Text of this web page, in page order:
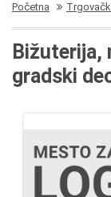
Početna
Bižuterija,
gradski